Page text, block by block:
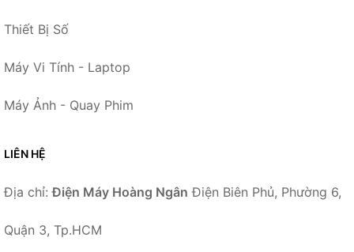
Thiết Bị Số
Máy Vi Tính - Laptop
Máy Ảnh - Quay Phim
LIÊN HỆ
Địa chỉ:Điện Máy Hoàng Ngân Điện Biên Phủ, Phường 6,
Quận 3, Tp.HCM